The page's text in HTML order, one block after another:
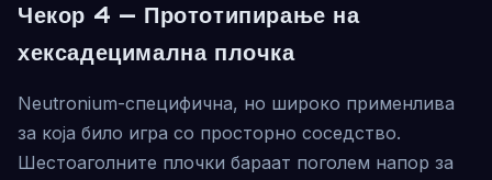
Чекор 4 — Прототипирање на
хексадецимална плочка
Neutronium-специфична, но широко применлива
за која било игра со просторно соседство.
Шестоаголните плочки бараат поголем напор за